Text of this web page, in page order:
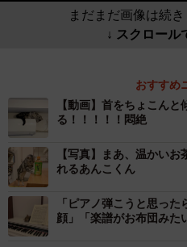
まだまだ画像は続き
↓ スクロール
おすすめ
【動画】首をちょこんと
る！！！！！悶絶
【写真】まあ、温かい
れるあんこくん
「ピアノ弾こうと思っ
顔」「楽譜がお布団みた